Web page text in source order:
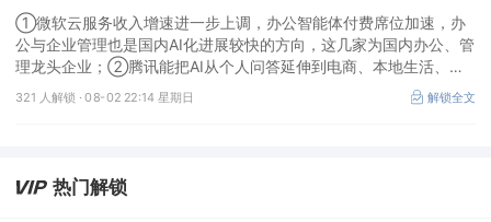
①微软云服务收入增速进一步上调，办公智能体付费席位加速，办
公与企业管理也是国内AI化进展较快的方向，这几家为国内办公、管
理龙头企业；②腾讯能把AI从个人问答延伸到电商、本地生活、企
业协同，并保留较强的开放生态特征，在AI智能体时代具有强竞争
力，这几家企业与腾讯业务联系紧密；③AI应用扩张会显著增加推
第三方算力租赁企业更加受益。
321 人解锁 ·08-02 22:14 星期日 解锁全文
热门解锁